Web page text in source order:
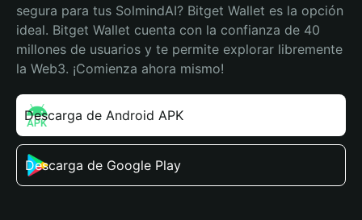
segura para tus SolmindAI? Bitget Wallet es la opción
ideal. Bitget Wallet cuenta con la confianza de 40
millones de usuarios y te permite explorar libremente
la Web3. ¡Comienza ahora mismo!
Descarga de Android APK
Descarga de Google Play